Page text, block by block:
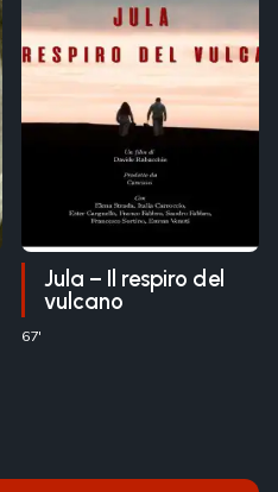
Jula – Il respiro del
vulcano
67'